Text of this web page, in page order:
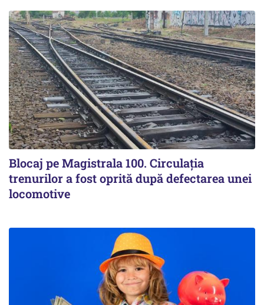
Blocaj pe Magistrala 100. Circulația
trenurilor a fost oprită după defectarea unei
locomotive